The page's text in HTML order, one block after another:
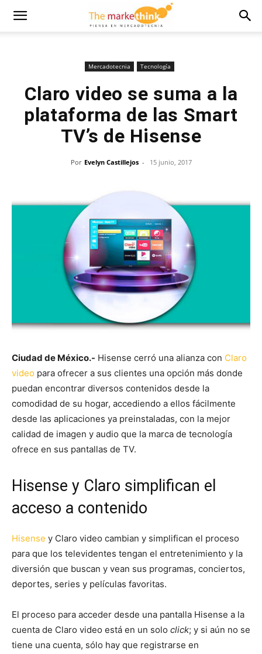
Mercadotecnia Tecnología
Claro video se suma a la
plataforma de las Smart
TV’s de Hisense
Por Evelyn Castillejos - 15 junio, 2017
Ciudad de México.- Hisense cerró una alianza con Claro
video para ofrecer a sus clientes una opción más donde
puedan encontrar diversos contenidos desde la
comodidad de su hogar, accediendo a ellos fácilmente
desde las aplicaciones ya preinstaladas, con la mejor
calidad de imagen y audio que la marca de tecnología
ofrece en sus pantallas de TV.
Hisense y Claro simplifican el
acceso a contenido
Hisense y Claro video cambian y simplifican el proceso
para que los televidentes tengan el entretenimiento y la
diversión que buscan y vean sus programas, conciertos,
deportes, series y películas favoritas.
El proceso para acceder desde una pantalla Hisense a la
cuenta de Claro video está en un solo click; y si aún no se
tiene una cuenta, sólo hay que registrarse en